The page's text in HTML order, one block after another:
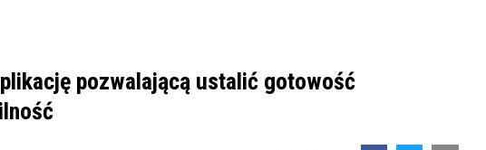
pozwalającą ustalić gotowość